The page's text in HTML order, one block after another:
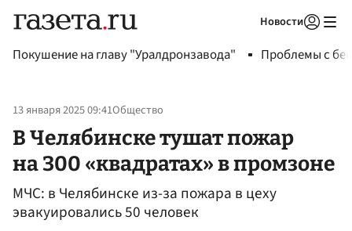
Новости
Покушение на главу "Уралдронзавода" Проблемы с
13 января 2025 09:41Общество
В Челябинске тушат пожар
на 300 «квадратах» в промзоне
МЧС: в Челябинске из-за пожара в цеху
эвакуировались 50 человек